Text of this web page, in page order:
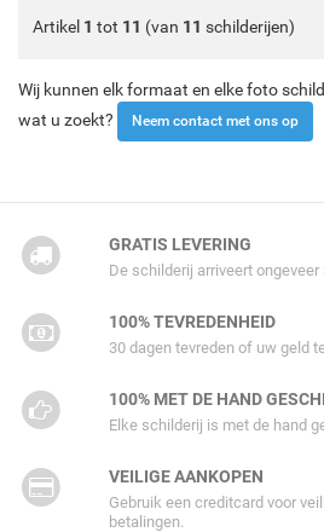
Artikel 1 tot 11 (van 11 schilderijen)
Wij kunnen elk formaat en elke foto
wat u zoekt?
Neem contact met ons op
GRATIS LEVERING
De schilderij arriveert
100% TEVREDENHEID
30 dagen tevreden of uw geld
100% MET DE HAND
Elke schilderij is met de hand
VEILIGE AANKOPEN
Gebruik een creditcard voor
betalingen.